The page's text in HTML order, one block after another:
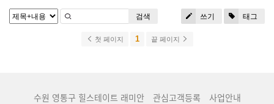
쓰기 태그
검색
첫 페이지 1 끝 페이지
수원 영통구 힐스테이트 래미안 관심고객등록
사업안내